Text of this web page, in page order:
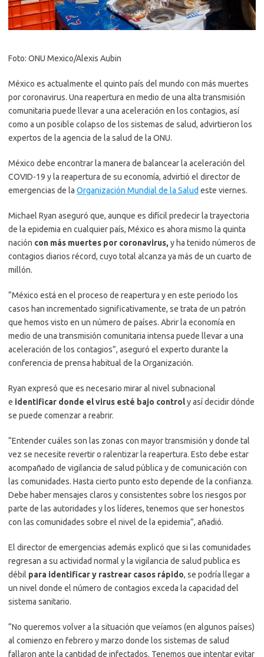
Foto: ONU Mexico/Alexis Aubin
México es actualmente el quinto país del mundo con más muertes
por coronavirus. Una reapertura en medio de una alta transmisión
comunitaria puede llevar a una aceleración en los contagios, así
como a un posible colapso de los sistemas de salud, advirtieron los
expertos de la agencia de la salud de la ONU.
México debe encontrar la manera de balancear la aceleración del
COVID-19 y la reapertura de su economía, advirtió el director de
emergencias de la Organización Mundial de la Salud este viernes.
Michael Ryan aseguró que, aunque es difícil predecir la trayectoria
de la epidemia en cualquier país, México es ahora mismo la quinta
nación con más muertes por coronavirus, y ha tenido números de
contagios diarios récord, cuyo total alcanza ya más de un cuarto de
millón.
“México está en el proceso de reapertura y en este periodo los
casos han incrementado significativamente, se trata de un patrón
que hemos visto en un número de países. Abrir la economía en
medio de una transmisión comunitaria intensa puede llevar a una
aceleración de los contagios”, aseguró el experto durante la
conferencia de prensa habitual de la Organización.
Ryan expresó que es necesario mirar al nivel subnacional
e identificar donde el virus esté bajo controly así decidir dónde
se puede comenzar a reabrir.
“Entender cuáles son las zonas con mayor transmisión y donde tal
vez se necesite revertir o ralentizar la reapertura. Esto debe estar
acompañado de vigilancia de salud pública y de comunicación con
las comunidades. Hasta cierto punto esto depende de la confianza.
Debe haber mensajes claros y consistentes sobre los riesgos por
parte de las autoridades y los líderes, tenemos que ser honestos
con las comunidades sobre el nivel de la epidemia”, añadió.
El director de emergencias además explicó que si las comunidades
regresan a su actividad normal y la vigilancia de salud publica es
débil para identificar y rastrear casos rápido, se podría llegar a
un nivel donde el número de contagios exceda la capacidad del
sistema sanitario.
“No queremos volver a la situación que veíamos (en algunos países)
al comienzo en febrero y marzo donde los sistemas de salud
fallaron ante la cantidad de infectados. Tenemos que intentar evitar